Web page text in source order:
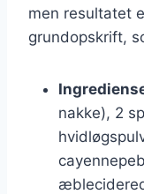
men resultatet
grundopskrift,
nakke), 2